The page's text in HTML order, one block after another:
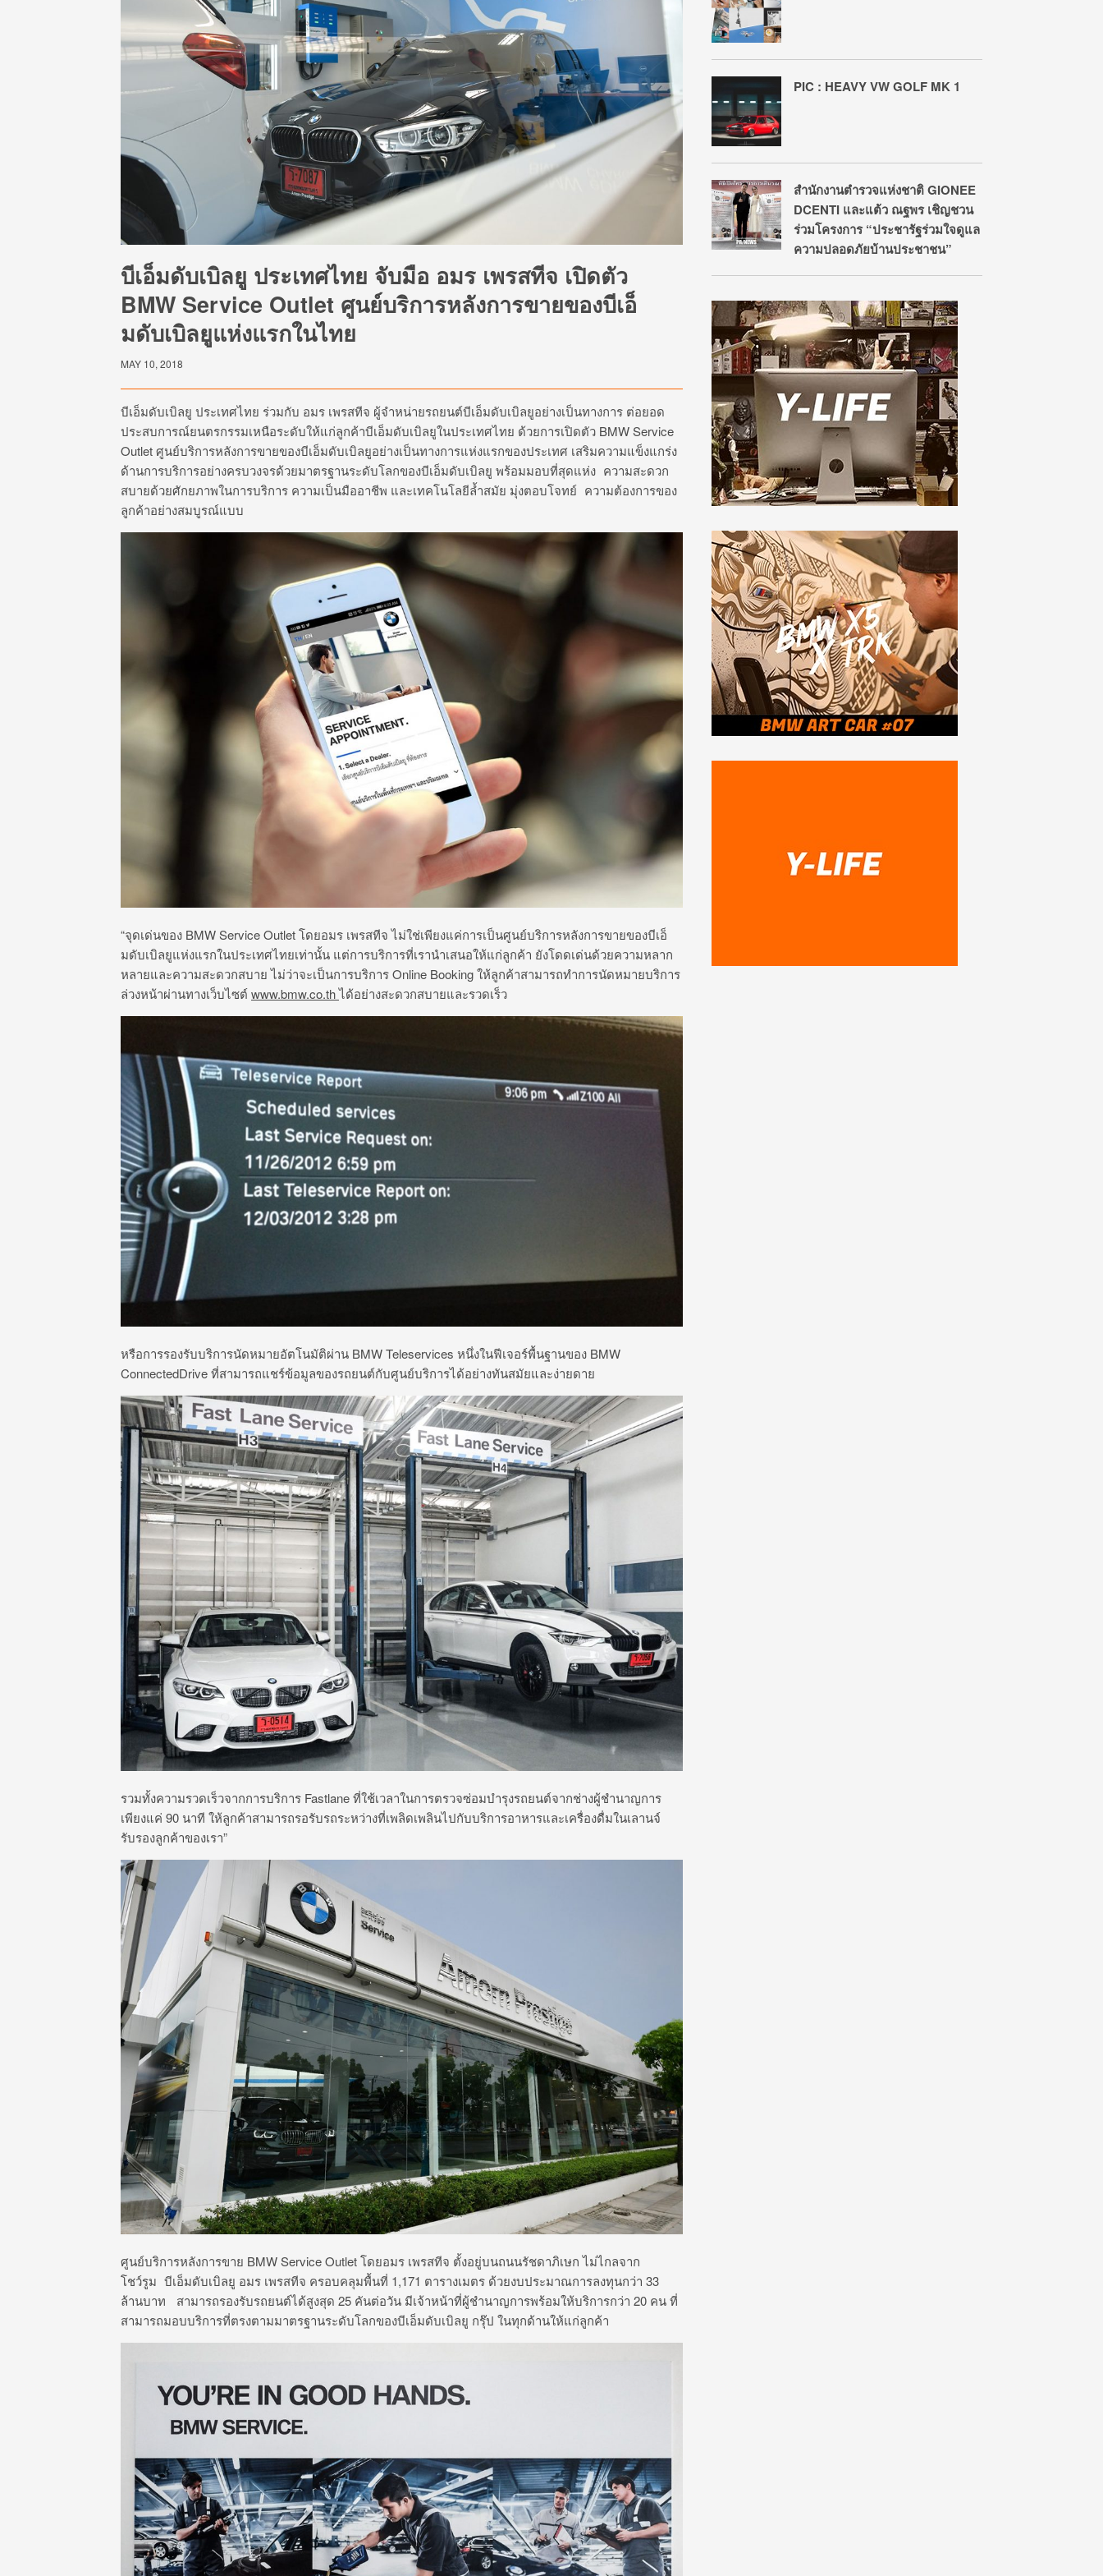
บีเอ็มดับเบิลยู ประเทศไทย จับมือ อมร เพรสทีจ เปิดตัว
BMW Service Outlet ศูนย์บริการหลังการขายของบีเอ็
มดับเบิลยูแห่งแรกในไทย
MAY 10, 2018
บีเอ็มดับเบิลยู ประเทศไทย ร่วมกับ อมร เพรสทีจ ผู้จำหน่ายรถยนต์บีเอ็มดับเบิลยูอย่างเป็นทางการ ต่อยอด
ประสบการณ์ยนตรกรรมเหนือระดับให้แก่ลูกค้าบีเอ็มดับเบิลยูในประเทศไทย ด้วยการเปิดตัว BMW Service
Outlet ศูนย์บริการหลังการขายของบีเอ็มดับเบิลยูอย่างเป็นทางการแห่งแรกของประเทศ เสริมความแข็งแกร่ง
ด้านการบริการอย่างครบวงจรด้วยมาตรฐานระดับโลกของบีเอ็มดับเบิลยู พร้อมมอบที่สุดแห่ง ความสะดวก
สบายด้วยศักยภาพในการบริการ ความเป็นมืออาชีพ และเทคโนโลยีล้ำสมัย มุ่งตอบโจทย์ ความต้องการของ
ลูกค้าอย่างสมบูรณ์แบบ
“จุดเด่นของ BMW Service Outlet โดยอมร เพรสทีจ ไม่ใช่เพียงแค่การเป็นศูนย์บริการหลังการขายของบีเอ็
มดับเบิลยูแห่งแรกในประเทศไทยเท่านั้น แต่การบริการที่เรานำเสนอให้แก่ลูกค้า ยังโดดเด่นด้วยความหลาก
หลายและความสะดวกสบาย ไม่ว่าจะเป็นการบริการ Online Booking ให้ลูกค้าสามารถทำการนัดหมายบริการ
ล่วงหน้าผ่านทางเว็บไซต์www.bmw.co.thได้อย่างสะดวกสบายและรวดเร็ว
หรือการรองรับบริการนัดหมายอัตโนมัติผ่าน BMW Teleservices หนึ่งในฟีเจอร์พื้นฐานของ BMW
ConnectedDrive ที่สามารถแชร์ข้อมูลของรถยนต์กับศูนย์บริการได้อย่างทันสมัยและง่ายดาย
รวมทั้งความรวดเร็วจากการบริการ Fastlane ที่ใช้เวลาในการตรวจซ่อมบำรุงรถยนต์จากช่างผู้ชำนาญการ
เพียงแค่ 90 นาที ให้ลูกค้าสามารถรอรับรถระหว่างที่เพลิดเพลินไปกับบริการอาหารและเครื่องดื่มในเลานจ์
รับรองลูกค้าของเรา”
ศูนย์บริการหลังการขาย BMW Service Outlet โดยอมร เพรสทีจ ตั้งอยู่บนถนนรัชดาภิเษก ไม่ไกลจาก
โชว์รูม บีเอ็มดับเบิลยู อมร เพรสทีจ ครอบคลุมพื้นที่ 1,171 ตารางเมตร ด้วยงบประมาณการลงทุนกว่า 33
ล้านบาท สามารถรองรับรถยนต์ได้สูงสุด 25 คันต่อวัน มีเจ้าหน้าที่ผู้ชำนาญการพร้อมให้บริการกว่า 20 คน ที่
สามารถมอบบริการที่ตรงตามมาตรฐานระดับโลกของบีเอ็มดับเบิลยู กรุ๊ป ในทุกด้านให้แก่ลูกค้า
PIC : HEAVY VW GOLF MK 1
สำนักงานตำรวจแห่งชาติ GIONEE
DCENTI และแต้ว ณฐพร เชิญชวน
ร่วมโครงการ “ประชารัฐร่วมใจดูแล
ความปลอดภัยบ้านประชาชน”